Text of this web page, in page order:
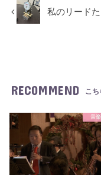
私のリード
RECOMMEND こち
音